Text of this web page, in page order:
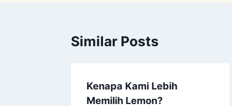
Similar Posts
Kenapa Kami Lebih
Memilih Lemon?